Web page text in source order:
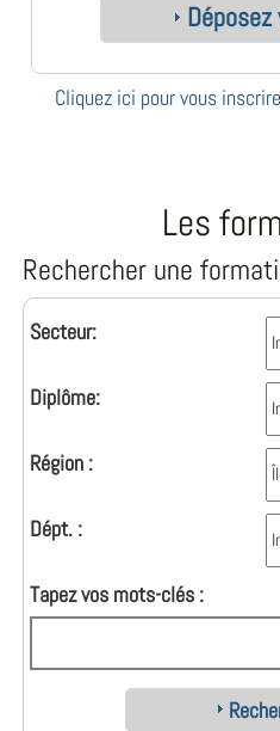
Déposez
Cliquez ici pour vous
Les
Rechercher une
Secteur:
Diplôme:
Région :
Dépt. :
Tapez vos mots-clés :